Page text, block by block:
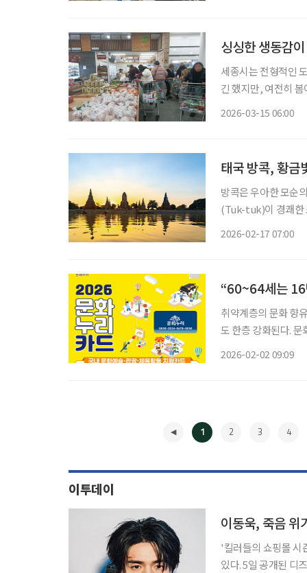
싱싱한 생동감
세종시는 전형적인
긴 했지만, 여전히
2026-03-15 06:00
태국 방콕, 황금
방콕은 우아한 모순
(Tuk-tuk)이 경쾌한
2026-02-17 07:00
“60~64세는 16
취약계층의 문화 향
도 한층 강화된다.
2026-02-02 09:09
1 2 3 4
이투데이
이동욱, 죽음
'킬러들의 쇼핑몰 시
있다. 5일 공개된 디즈니+ 오리지널 시리즈 '킬러들의 쇼핑몰2' 6회에서는 진만(이동욱 분)이